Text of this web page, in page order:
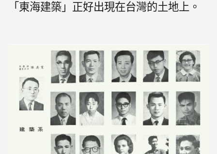
「東海建築」正好出現在台灣的土地上。